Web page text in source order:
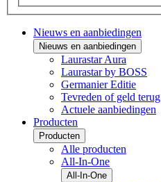
Nieuws en aanbiedingen
Nieuws en aanbiedingen
Laurastar Aura
Laurastar by BOSS
Germanier Editie
Tevreden of geld terug
Actuele aanbiedingen
Producten
Producten
Alle producten
All-In-One
All-In-One